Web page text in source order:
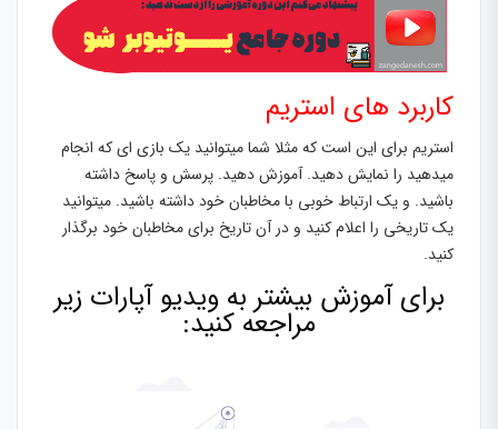
کاربرد های استریم
استریم برای این است که مثلا شما میتوانید یک بازی ای که انجام
میدهید را نمایش دهید. آموزش دهید. پرسش و پاسخ داشته
باشید. و یک ارتباط خوبی با مخاطبان خود داشته باشید. میتوانید
یک تاریخی را اعلام کنید و در آن تاریخ برای مخاطبان خود برگذار
کنید.
برای آموزش بیشتر به ویدیو آپارات زیر
مراجعه کنید: